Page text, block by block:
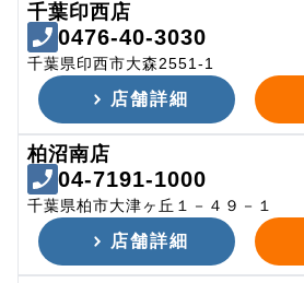
千葉印西店
0476-40-3030
千葉県印西市大森2551-1
店舗詳細
柏沼南店
04-7191-1000
千葉県柏市大津ヶ丘１－４９－１
店舗詳細